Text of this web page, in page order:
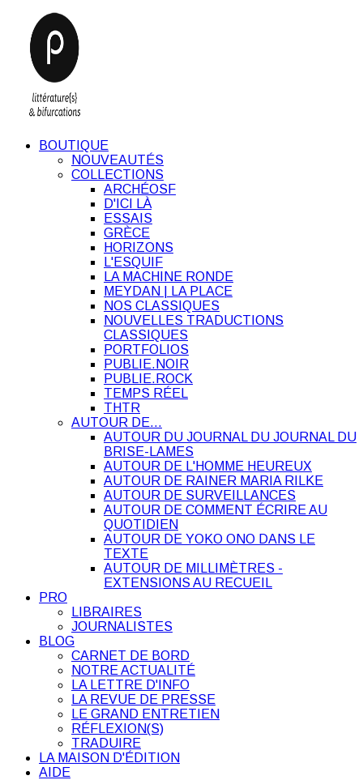
BOUTIQUE
NOUVEAUTÉS
COLLECTIONS
ARCHÉOSF
D'ICI LÀ
ESSAIS
GRÈCE
HORIZONS
L'ESQUIF
LA MACHINE RONDE
MEYDAN | LA PLACE
NOS CLASSIQUES
NOUVELLES TRADUCTIONS
CLASSIQUES
PORTFOLIOS
PUBLIE.NOIR
PUBLIE.ROCK
TEMPS RÉEL
THTR
AUTOUR DE…
AUTOUR DU JOURNAL DU JOURNAL DU
BRISE-LAMES
AUTOUR DE L'HOMME HEUREUX
AUTOUR DE RAINER MARIA RILKE
AUTOUR DE SURVEILLANCES
AUTOUR DE COMMENT ÉCRIRE AU
QUOTIDIEN
AUTOUR DE YOKO ONO DANS LE
TEXTE
AUTOUR DE MILLIMÈTRES -
EXTENSIONS AU RECUEIL
PRO
LIBRAIRES
JOURNALISTES
BLOG
CARNET DE BORD
NOTRE ACTUALITÉ
LA LETTRE D'INFO
LA REVUE DE PRESSE
LE GRAND ENTRETIEN
RÉFLEXION(S)
TRADUIRE
LA MAISON D'ÉDITION
AIDE